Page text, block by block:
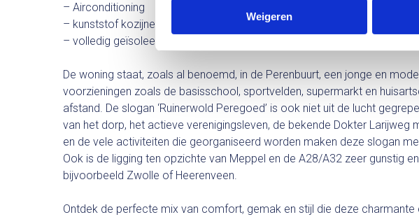
Weigeren
– Airconditioning
– kunststof kozijnen
– volledig geïsoleerd
De woning staat, zoals al benoemd, in de Perenbuurt, een jonge en
voorzieningen zoals de basisschool, sportvelden, supermarkt en
afstand. De slogan ‘Ruinerwold Peregoed’ is ook niet uit de lucht
van het dorp, het actieve verenigingsleven, de bekende Dokter Larijweg
en de vele activiteiten die georganiseerd worden maken deze slogan
Ook is de ligging ten opzichte van Meppel en de A28/A32 zeer gunstig
bijvoorbeeld Zwolle of Heerenveen.
Ontdek de perfecte mix van comfort, gemak en stijl die deze charmante